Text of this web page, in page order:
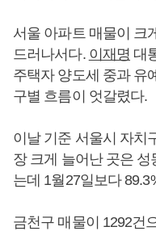
서울 아파트 매물이 크
드러나서다. 이재명 대
주택자 양도세 중과 유
구별 흐름이 엇갈렸다.
이날 기준 서울시 자치
장 크게 늘어난 곳은
는데 1월27일보다
금천구 매물이 1292건